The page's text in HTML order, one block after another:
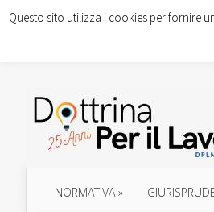
NORMATIVA»
Questo sito utilizza i cookies per fornire